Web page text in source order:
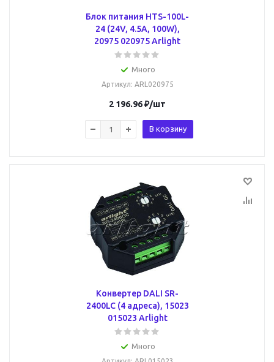
Блок питания HTS-100L-
24 (24V, 4.5A, 100W),
20975 020975 Arlight
Много
Артикул: ARL020975
2 196.96₽/шт
В корзину
Конвертер DALI SR-
2400LC (4 адреса), 15023
015023 Arlight
Много